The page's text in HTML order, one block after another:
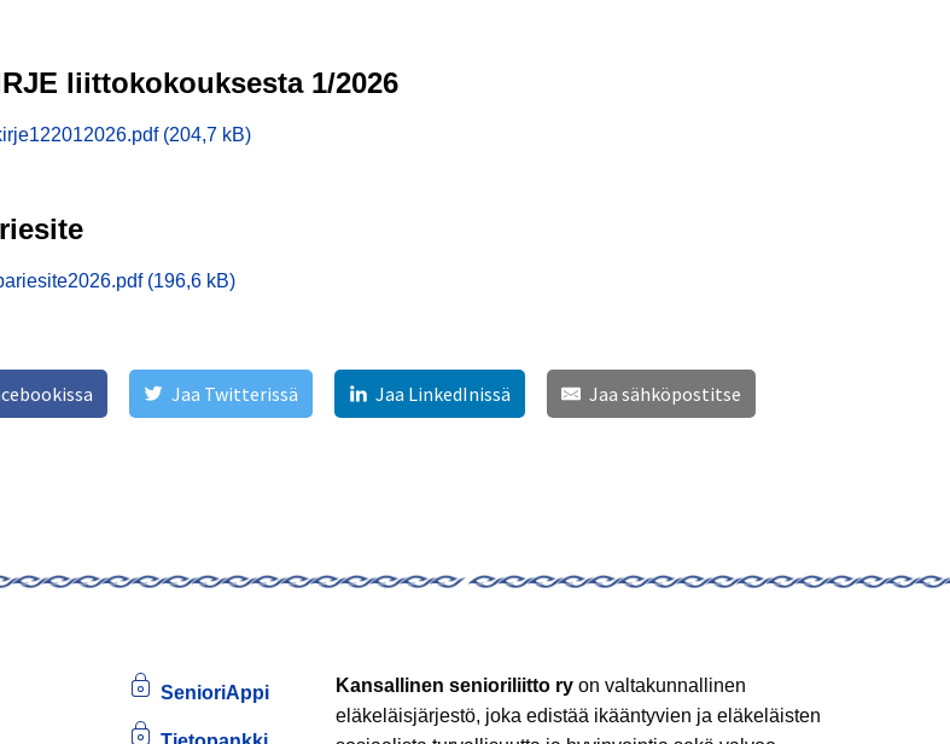
liittokokouksesta 1/2026
(204,7 kB)
(196,6 kB)
Jaa Twitterissä Jaa LinkedInissä Jaa sähköpostitse
SenioriAppi Kansallinen senioriliitto ry on valtakunnallinen
eläkeläisjärjestö, joka edistää ikääntyvien ja eläkeläisten